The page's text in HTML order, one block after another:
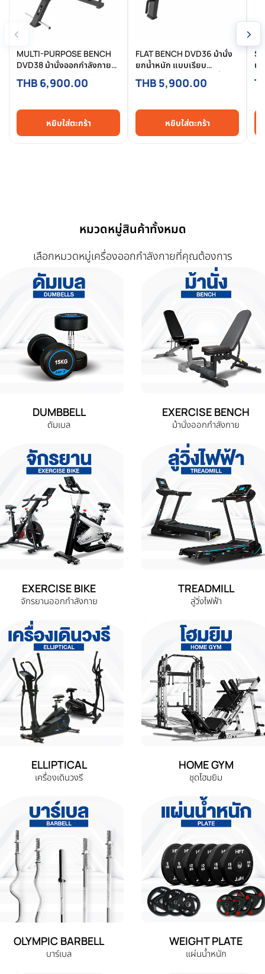
‹
MULTI-PURPOSE BENCH
DVD38 ม้านั่งออกกำลังกาย
อเนกประสงค์ Commercial ใช้
งานได้หลากหลาย ฟิตเนสต้อง
THB 6,900.00
หยิบใส่ตะกร้า
FLAT BENCH DVD36 ม้านั่ง
ยกน้ำหนัก แบบเรียบ
Commercial แข็งแรง มั่นคง
สำหรับฟิตเนสและเวทเทรนนิ่ง
THB 5,900.00
หยิบใส่ตะกร้า
นั่
›
หมวดหมู่สินค้าทั้งหมด
เลือกหมวดหมู่เครื่องออกกำลังกายที่คุณต้องการ
DUMBBELL
ดัมเบล
EXERCISE BENCH
ม้านั่งออกกำลังกาย
EXERCISE BIKE
จักรยานออกกำลังกาย
TREADMILL
ลู่วิ่งไฟฟ้า
ELLIPTICAL
เครื่องเดินวงรี
HOME GYM
ชุดโฮมยิม
OLYMPIC BARBELL
บาร์เบล
WEIGHT PLATE
แผ่นน้ำหนัก